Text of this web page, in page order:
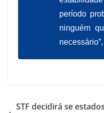
período
ninguém
STF decidirá se